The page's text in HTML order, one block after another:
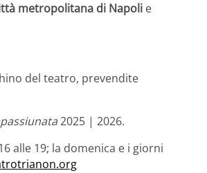
metropolitana di Napoli e
del teatro, prevendite
2025 | 2026.
alle 19; la domenica e i giorni